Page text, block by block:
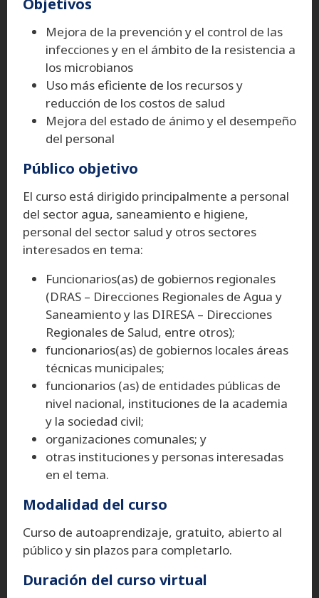
Mejora de la prevención y el control de las
infecciones y en el ámbito de la resistencia a
los microbianos
Uso más eficiente de los recursos y
reducción de los costos de salud
Mejora del estado de ánimo y el desempeño
del personal
Público objetivo
El curso está dirigido principalmente a personal
del sector agua, saneamiento e higiene,
personal del sector salud y otros sectores
interesados en tema:
Funcionarios(as) de gobiernos regionales
(DRAS – Direcciones Regionales de Agua y
Saneamiento y las DIRESA – Direcciones
Regionales de Salud, entre otros);
funcionarios(as) de gobiernos locales áreas
técnicas municipales;
funcionarios (as) de entidades públicas de
nivel nacional, instituciones de la academia
y la sociedad civil;
organizaciones comunales; y
otras instituciones y personas interesadas
en el tema.
Modalidad del curso
Curso de autoaprendizaje, gratuito, abierto al
público y sin plazos para completarlo.
Duración del curso virtual